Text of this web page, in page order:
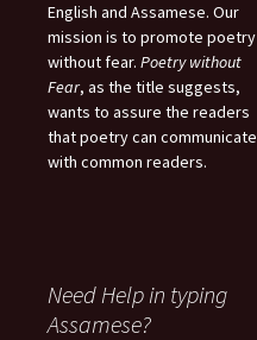
English and Assamese. Our
mission is to promote poetry
without fear. Poetry without
Fear, as the title suggests,
wants to assure the readers
that poetry can communicate
with common readers.
Need Help in typing
Assamese?